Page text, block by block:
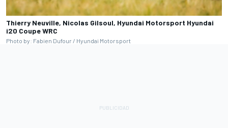
Thierry Neuville, Nicolas Gilsoul, Hyundai Motorsport Hyundai
i20 Coupe WRC
Photo by: Fabien Dufour / Hyundai Motorsport